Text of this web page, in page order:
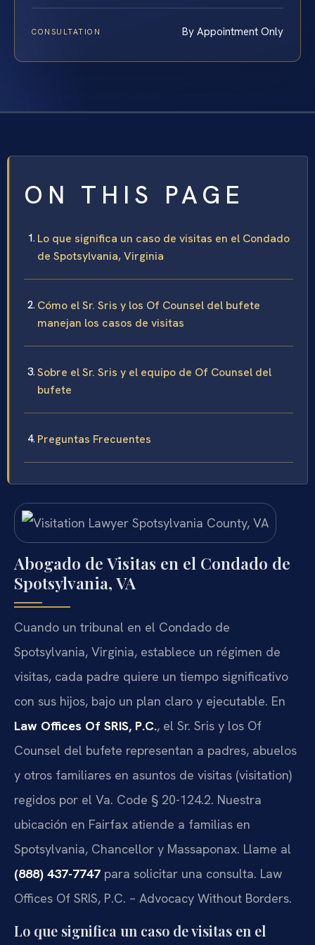
CONSULTATION By Appointment Only
ON THIS PAGE
Lo que significa un caso de visitas en el Condado
de Spotsylvania, Virginia
Cómo el Sr. Sris y los Of Counsel del bufete
manejan los casos de visitas
Sobre el Sr. Sris y el equipo de Of Counsel del
bufete
Preguntas Frecuentes
Abogado de Visitas en el Condado de
Spotsylvania, VA
Cuando un tribunal en el Condado de
Spotsylvania, Virginia, establece un régimen de
visitas, cada padre quiere un tiempo significativo
con sus hijos, bajo un plan claro y ejecutable. En
Law Offices Of SRIS, P.C., el Sr. Sris y los Of
Counsel del bufete representan a padres, abuelos
y otros familiares en asuntos de visitas (visitation)
regidos por el Va. Code § 20-124.2. Nuestra
ubicación en Fairfax atiende a familias en
Spotsylvania, Chancellor y Massaponax. Llame al
(888) 437-7747 para solicitar una consulta. Law
Offices Of SRIS, P.C. – Advocacy Without Borders.
Lo que significa un caso de visitas en el